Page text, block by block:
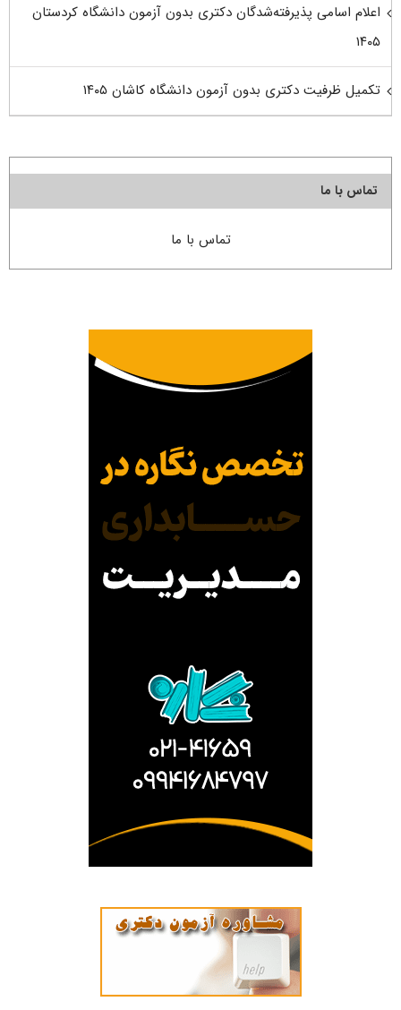
اعلام اسامی پذیرفته‌شدگان دکتری بدون آزمون دانشگاه کردستان
۱۴۰۵
تکمیل ظرفیت دکتری بدون آزمون دانشگاه کاشان ۱۴۰۵
تماس با ما
تماس با ما